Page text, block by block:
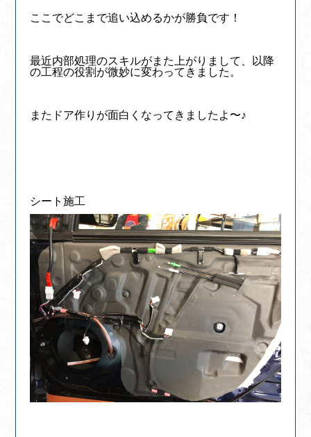
ここでどこまで追い込めるかが勝負です！
最近内部処理のスキルがまた上がりまして、以降
の工程の役割が微妙に変わってきました。
またドア作りが面白くなってきましたよ〜♪
シート施工